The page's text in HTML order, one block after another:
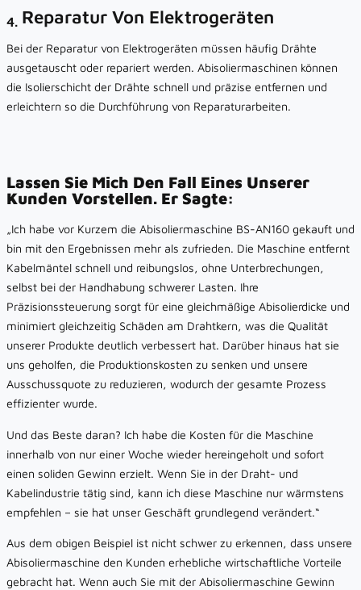
4. Reparatur Von Elektrogeräten
Bei der Reparatur von Elektrogeräten müssen häufig Drähte
ausgetauscht oder repariert werden. Abisoliermaschinen können
die Isolierschicht der Drähte schnell und präzise entfernen und
erleichtern so die Durchführung von Reparaturarbeiten.
Lassen Sie Mich Den Fall Eines Unserer
Kunden Vorstellen. Er Sagte:
„Ich habe vor Kurzem die Abisoliermaschine BS-AN160 gekauft und
bin mit den Ergebnissen mehr als zufrieden. Die Maschine entfernt
Kabelmäntel schnell und reibungslos, ohne Unterbrechungen,
selbst bei der Handhabung schwerer Lasten. Ihre
Präzisionssteuerung sorgt für eine gleichmäßige Abisolierdicke und
minimiert gleichzeitig Schäden am Drahtkern, was die Qualität
unserer Produkte deutlich verbessert hat. Darüber hinaus hat sie
uns geholfen, die Produktionskosten zu senken und unsere
Ausschussquote zu reduzieren, wodurch der gesamte Prozess
effizienter wurde.
Und das Beste daran? Ich habe die Kosten für die Maschine
innerhalb von nur einer Woche wieder hereingeholt und sofort
einen soliden Gewinn erzielt. Wenn Sie in der Draht- und
Kabelindustrie tätig sind, kann ich diese Maschine nur wärmstens
empfehlen – sie hat unser Geschäft grundlegend verändert.“
Aus dem obigen Beispiel ist nicht schwer zu erkennen, dass unsere
Abisoliermaschine den Kunden erhebliche wirtschaftliche Vorteile
gebracht hat. Wenn auch Sie mit der Abisoliermaschine Gewinn